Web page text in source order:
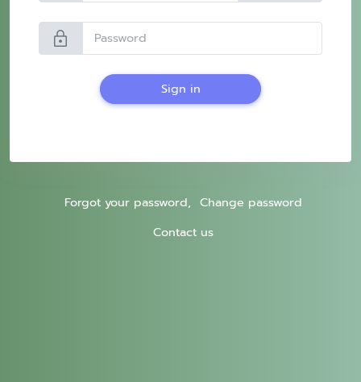
lock
Sign in
Forgot your password, Change password
Contact us